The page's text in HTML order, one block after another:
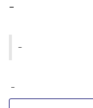
-
-
-